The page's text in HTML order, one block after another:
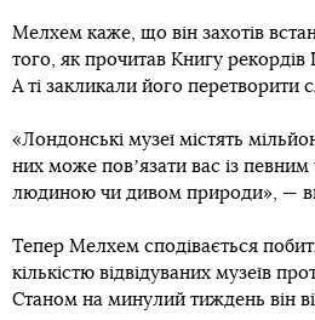
Мелхем каже, що він захотів
того, як прочитав Книгу рекордів
А ті закликали його перетворити
«Лондонські музеї містять
них може повʼязати вас із
людиною чи дивом природи», —
Тепер Мелхем сподівається
кількістю відвідуваних музеїв
Станом на минулий тиждень він